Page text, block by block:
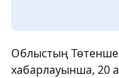
Облыстың Төтенше
хабарлауынша, 20